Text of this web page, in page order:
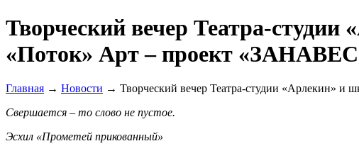
Творческий вечер Театра-студии
«Поток» Арт – проект
Главная → Новости → Творческий вечер Театра-студии «Арлекин» и
Свершается – то слово не пустое.
Эсхил «Прометей прикованный»